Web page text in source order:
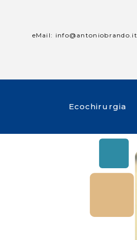
eMail: info@antoniobrando.it
Ecochirurgia